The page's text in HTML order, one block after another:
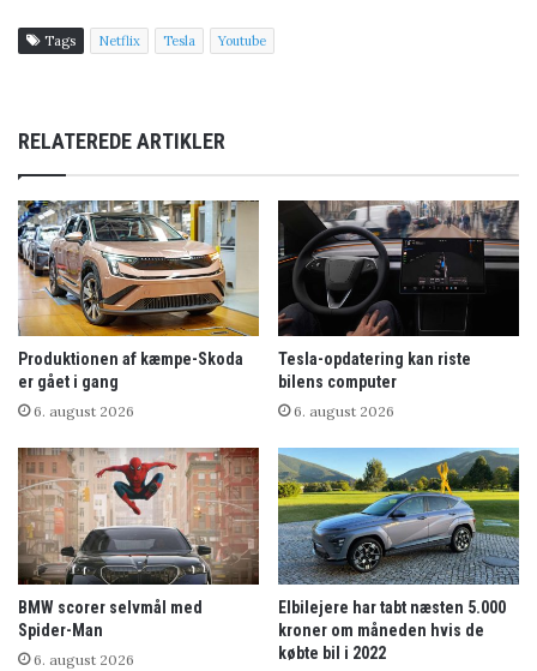
Tags Netflix Tesla Youtube
RELATEREDE ARTIKLER
Produktionen af kæmpe-Skoda
er gået i gang
6. august 2026
Tesla-opdatering kan riste
bilens computer
6. august 2026
BMW scorer selvmål med
Spider-Man
6. august 2026
Elbilejere har tabt næsten 5.000
kroner om måneden hvis de
købte bil i 2022